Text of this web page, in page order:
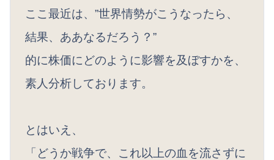
ここ最近は、”世界情勢がこうなったら、
結果、ああなるだろう？”
的に株価にどのように影響を及ぼすかを、
素人分析しております。
とはいえ、
「どうか戦争で、これ以上の血を流さずに